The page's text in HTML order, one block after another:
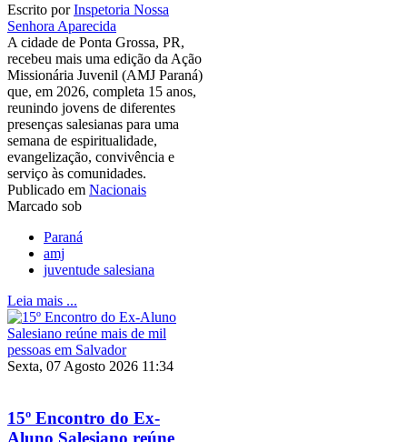
Escrito porInspetoria Nossa
Senhora Aparecida
A cidade de Ponta Grossa, PR,
recebeu mais uma edição da Ação
Missionária Juvenil (AMJ Paraná)
que, em 2026, completa 15 anos,
reunindo jovens de diferentes
presenças salesianas para uma
semana de espiritualidade,
evangelização, convivência e
serviço às comunidades.
Publicado em Nacionais
Marcado sob
Paraná
amj
juventude salesiana
Leia mais ...
Sexta, 07 Agosto 2026 11:34
15º Encontro do Ex-
Aluno Salesiano reúne